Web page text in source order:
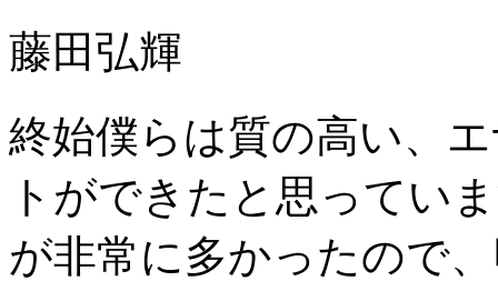
藤田弘輝
終始僕らは質の高い、
トができたと思ってい
が非常に多かったので